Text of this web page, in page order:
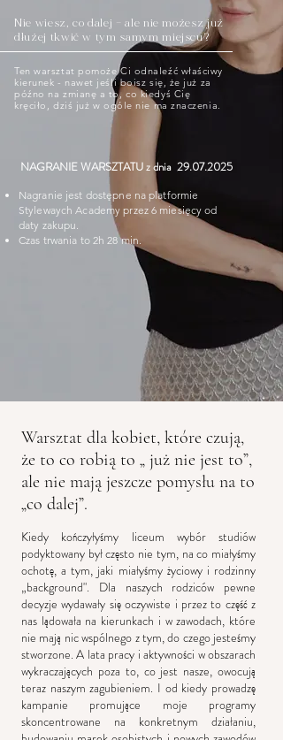
Ten warsztat pomoże Ci odnaleźć właściwy
kierunek - nawet jeśli boisz się, że już za
późno na zmianę a to, co kiedyś Cię
kręciło, dziś już w ogóle nie ma znaczenia.
Nie wiesz, co dalej – ale nie możesz już
dłużej tkwić w tym samym miejscu?​
NAGRANIE WARSZTATU z dnia 29.07.2025
Nagranie jest dostępne na platformie
Stylewaych Academy przez 6 miesięcy od
daty zakupu.
Czas trwania to 2h 28 min.
Warsztat dla kobiet, które czują,
że to co robią to „ już nie jest to”,
ale nie mają jeszcze pomysłu na to
„co dalej”.
Kiedy kończyłyśmy liceum wybór studiów
podyktowany był często nie tym, na co miałyśmy
ochotę, a tym, jaki miałyśmy życiowy i rodzinny
„background". Dla naszych rodziców pewne
decyzje wydawały się oczywiste i przez to część z
nas lądowała na kierunkach i w zawodach, które
nie mają nic wspólnego z tym, do czego jesteśmy
stworzone. A lata pracy i aktywności w obszarach
wykraczających poza to, co jest nasze, owocują
teraz naszym zagubieniem. I od kiedy prowadzę
kampanie promujące moje programy
skoncentrowane na konkretnym działaniu,